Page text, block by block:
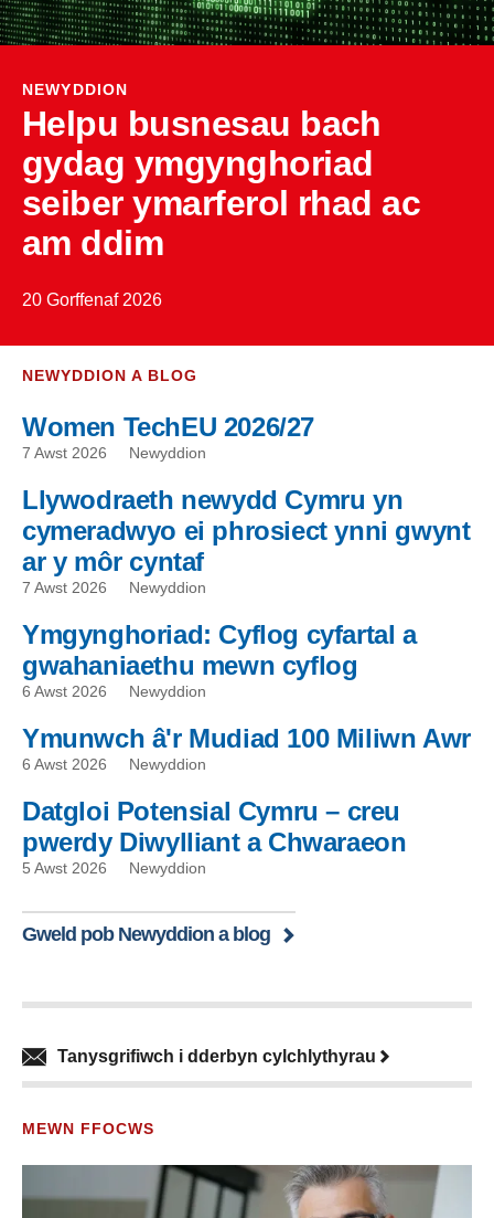
NEWYDDION
Helpu busnesau bach
gydag ymgynghoriad
seiber ymarferol rhad ac
am ddim
20 Gorffenaf 2026
NEWYDDION A BLOG
Women TechEU 2026/27
7 Awst 2026 Newyddion
Llywodraeth newydd Cymru yn
cymeradwyo ei phrosiect ynni gwynt
ar y môr cyntaf
7 Awst 2026 Newyddion
Ymgynghoriad: Cyflog cyfartal a
gwahaniaethu mewn cyflog
6 Awst 2026 Newyddion
Ymunwch â'r Mudiad 100 Miliwn Awr
6 Awst 2026 Newyddion
Datgloi Potensial Cymru – creu
pwerdy Diwylliant a Chwaraeon
5 Awst 2026 Newyddion
Gweld pob Newyddion a blog
Tanysgrifiwch i dderbyn cylchlythyrau
MEWN FFOCWS